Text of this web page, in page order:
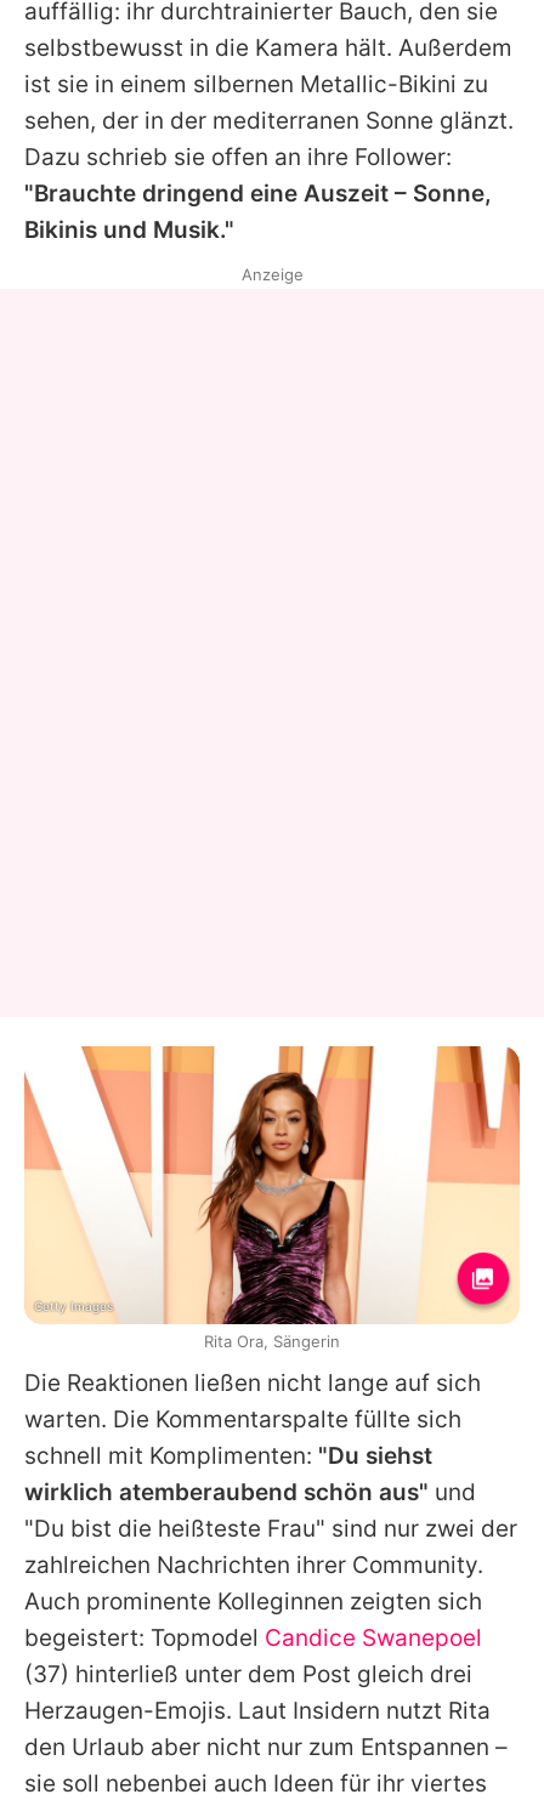
Datenschutzerklärung
Utiq verwalten
auffällig: ihr durchtrainierter Bauch, den sie
selbstbewusst in die Kamera hält. Außerdem
ist sie in einem silbernen Metallic-Bikini zu
sehen, der in der mediterranen Sonne glänzt.
Dazu schrieb sie offen an ihre Follower:
"Brauchte dringend eine Auszeit – Sonne,
Bikinis und Musik."
Die Reaktionen ließen nicht lange auf sich
warten. Die Kommentarspalte füllte sich
schnell mit Komplimenten: "Du siehst
wirklich atemberaubend schön aus" und
"Du bist die heißteste Frau" sind nur zwei der
zahlreichen Nachrichten ihrer Community.
Auch prominente Kolleginnen zeigten sich
begeistert: Topmodel Candice Swanepoel
(37) hinterließ unter dem Post gleich drei
Herzaugen-Emojis. Laut Insidern nutzt Rita
den Urlaub aber nicht nur zum Entspannen –
sie soll nebenbei auch Ideen für ihr viertes
Anzeige
Getty Images
Rita Ora, Sängerin